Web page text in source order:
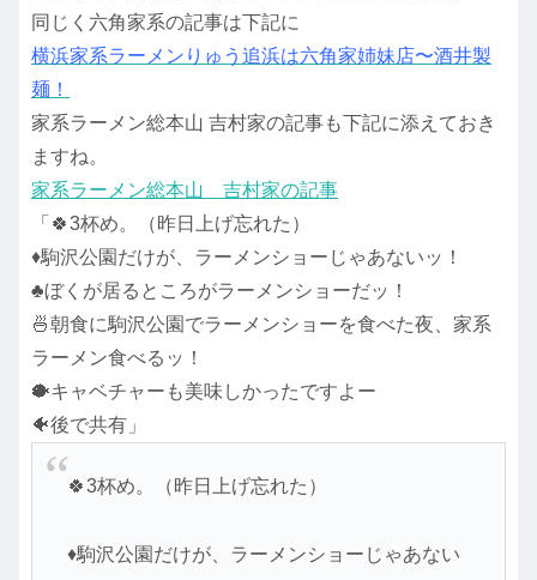
同じく六角家系の記事は下記に
横浜家系ラーメンりゅう追浜は六角家姉妹店〜酒井製
麺！
家系ラーメン総本山 吉村家の記事も下記に添えておき
ますね。
家系ラーメン総本山 吉村家の記事
「🍀3杯め。（昨日上げ忘れた）
♦️駒沢公園だけが、ラーメンショーじゃあないッ！
♣️ぼくが居るところがラーメンショーだッ！
🍜朝食に駒沢公園でラーメンショーを食べた夜、家系
ラーメン食べるッ！
🐡キャベチャーも美味しかったですよー
🐠後で共有」
🍀3杯め。（昨日上げ忘れた）
♦️駒沢公園だけが、ラーメンショーじゃあない